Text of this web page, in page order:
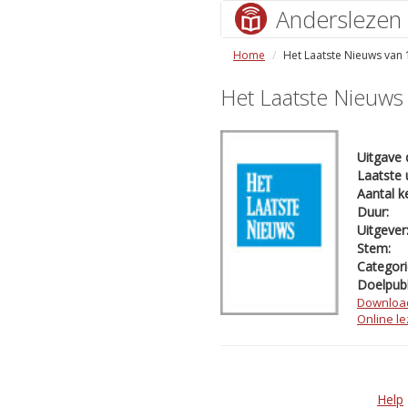
Anderslezen
Home Het Laatste Nieuws van
Het Laatste
Uitgave
Laatste
Aantal
Duur:
Uitgever:
Stem:
Online
Help